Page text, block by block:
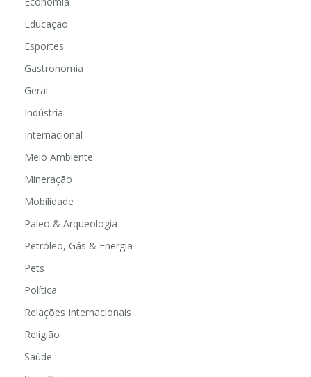
Educação
Esportes
Gastronomia
Geral
Indústria
Internacional
Meio Ambiente
Mineração
Mobilidade
Paleo & Arqueologia
Petróleo, Gás & Energia
Pets
Política
Relações Internacionais
Religião
Saúde